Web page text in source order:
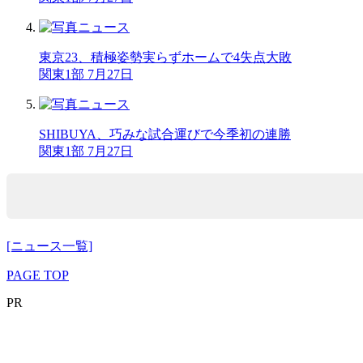
東京23、積極姿勢実らずホームで4失点大敗
関東1部 7月27日
SHIBUYA、巧みな試合運びで今季初の連勝
関東1部 7月27日
[ニュース一覧]
PAGE TOP
PR